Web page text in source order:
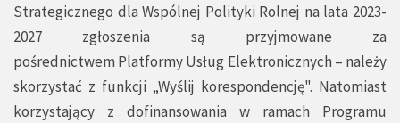
Strategicznego dla Wspólnej Polityki Rolnej na lata 2023-
2027 zgłoszenia są przyjmowane za
pośrednictwem Platformy Usług Elektronicznych – należy
skorzystać z funkcji „Wyślij korespondencję". Natomiast
korzystający z dofinansowania w ramach Programu